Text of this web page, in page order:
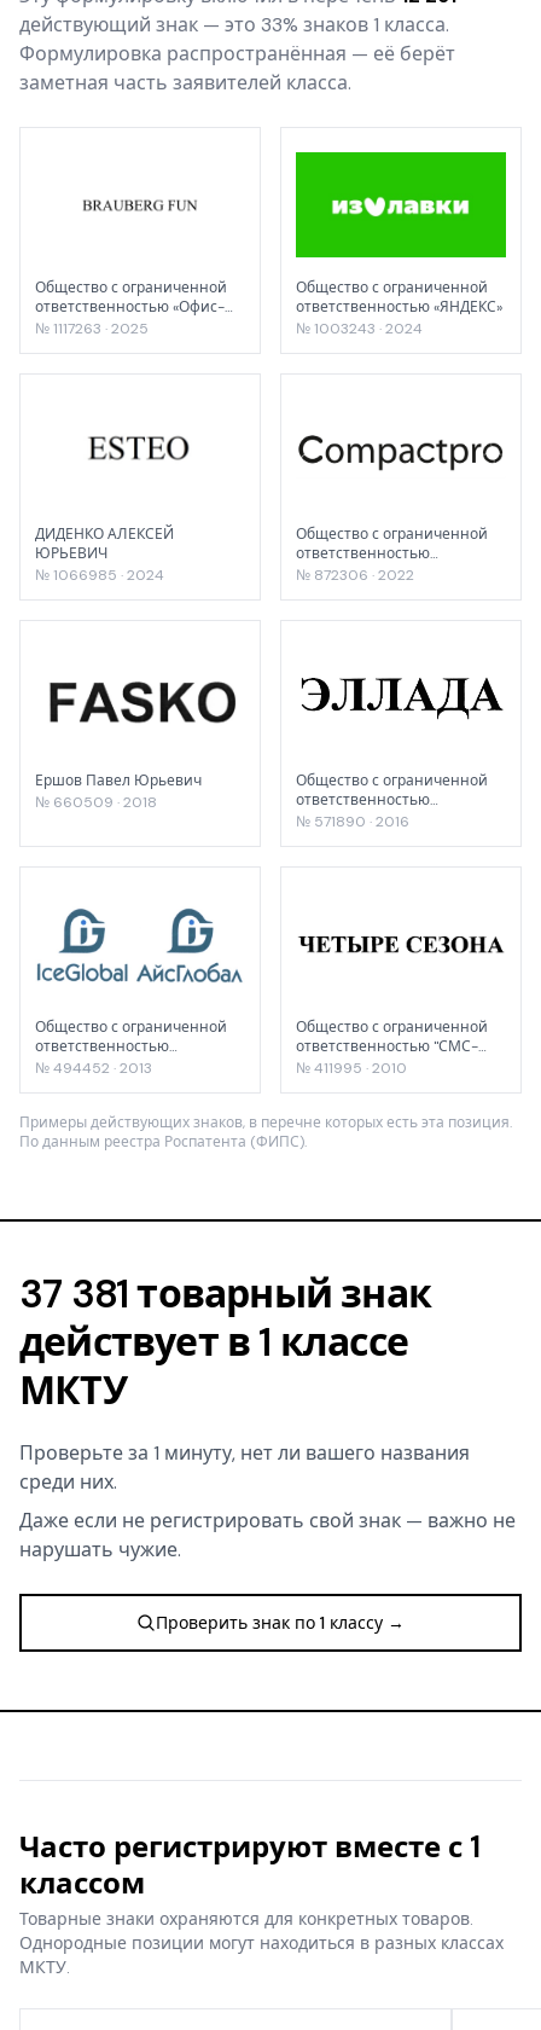
действующий знак — это 33% знаков 1 класса.
Формулировка распространённая — её берёт
заметная часть заявителей класса.
Общество с ограниченной
ответственностью «Офис-
импэкс»
№ 1117263 · 2025
Общество с ограниченной
ответственностью «ЯНДЕКС»
№ 1003243 · 2024
ДИДЕНКО АЛЕКСЕЙ
ЮРЬЕВИЧ
№ 1066985 · 2024
Общество с ограниченной
ответственностью
"ФАУБЕХА"
№ 872306 · 2022
Ершов Павел Юрьевич
№ 660509 · 2018
Общество с ограниченной
ответственностью
"МНОЖЕСТВО УМНЫХ
№ 571890 · 2016
Общество с ограниченной
ответственностью
"АйсГлобал"
№ 494452 · 2013
Общество с ограниченной
ответственностью "СМС-
Ойл"
№ 411995 · 2010
Примеры действующих знаков, в перечне которых есть эта позиция.
По данным реестра Роспатента (ФИПС).
37 381 товарный знак
действует в 1 классе
МКТУ
Проверьте за 1 минуту, нет ли вашего названия
среди них.
Даже если не регистрировать свой знак — важно не
нарушать чужие.
Проверить знак по 1 классу →
Часто регистрируют вместе с 1
классом
Товарные знаки охраняются для конкретных товаров.
Однородные позиции могут находиться в разных классах
МКТУ.